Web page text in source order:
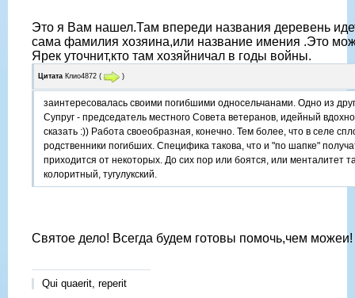
Это я Вам нашел.Там впереди названия деревень
сама фамилия хозяина,или название имения .Это
Ярек уточнит,кто там хозяйничал в годы войны.
Цитата Клио4872 ( )
заинтересовалась своими погибшими односельчанами. Одно из
Супруг - председатель местного Совета ветеранов, идейный
сказать :)) Работа своеобразная, конечно. Тем более, что в селе
родственники погибших. Специфика такова, что и "по шапке"
приходится от некоторых. До сих пор или боятся, или менталитет
колоритный, тугулукский.
Святое дело! Всегда будем готовы помочь,чем можеи!
Qui quaerit, reperit